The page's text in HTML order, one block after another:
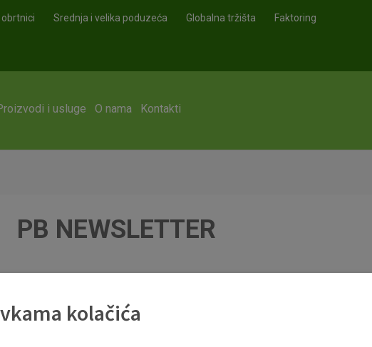
Srednja i velika poduzeća Globalna tržišta Faktoring
i usluge O nama Kontakti
PB NEWSLETTER
kolačića